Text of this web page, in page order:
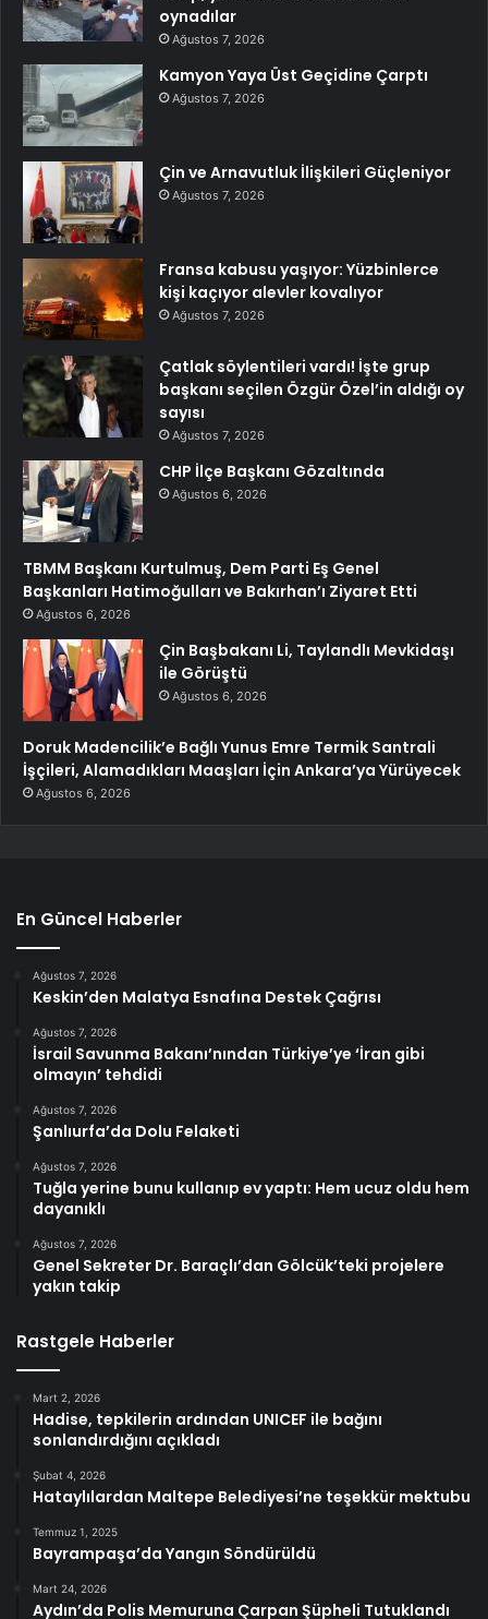
oynadılar
Ağustos 7, 2026
Kamyon Yaya Üst Geçidine Çarptı
Ağustos 7, 2026
Çin ve Arnavutluk İlişkileri Güçleniyor
Ağustos 7, 2026
Fransa kabusu yaşıyor: Yüzbinlerce
kişi kaçıyor alevler kovalıyor
Ağustos 7, 2026
Çatlak söylentileri vardı! İşte grup
başkanı seçilen Özgür Özel’in aldığı oy
sayısı
Ağustos 7, 2026
CHP İlçe Başkanı Gözaltında
Ağustos 6, 2026
TBMM Başkanı Kurtulmuş, Dem Parti Eş Genel
Başkanları Hatimoğulları ve Bakırhan’ı Ziyaret Etti
Ağustos 6, 2026
Çin Başbakanı Li, Taylandlı Mevkidaşı
ile Görüştü
Ağustos 6, 2026
Doruk Madencilik’e Bağlı Yunus Emre Termik Santrali
İşçileri, Alamadıkları Maaşları İçin Ankara’ya Yürüyecek
Ağustos 6, 2026
En Güncel Haberler
Ağustos 7, 2026
Keskin’den Malatya Esnafına Destek Çağrısı
Ağustos 7, 2026
İsrail Savunma Bakanı’nından Türkiye’ye ‘İran gibi
olmayın’ tehdidi
Ağustos 7, 2026
Şanlıurfa’da Dolu Felaketi
Ağustos 7, 2026
Tuğla yerine bunu kullanıp ev yaptı: Hem ucuz oldu hem
dayanıklı
Ağustos 7, 2026
Genel Sekreter Dr. Baraçlı’dan Gölcük’teki projelere
yakın takip
Rastgele Haberler
Mart 2, 2026
Hadise, tepkilerin ardından UNICEF ile bağını
sonlandırdığını açıkladı
Şubat 4, 2026
Hataylılardan Maltepe Belediyesi’ne teşekkür mektubu
Temmuz 1, 2025
Bayrampaşa’da Yangın Söndürüldü
Mart 24, 2026
Aydın’da Polis Memuruna Çarpan Şüpheli Tutuklandı